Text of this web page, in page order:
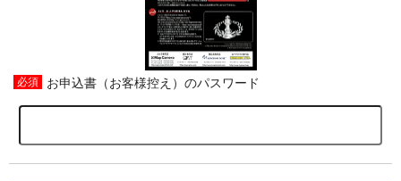
お申込書（お客様控え）のパスワード